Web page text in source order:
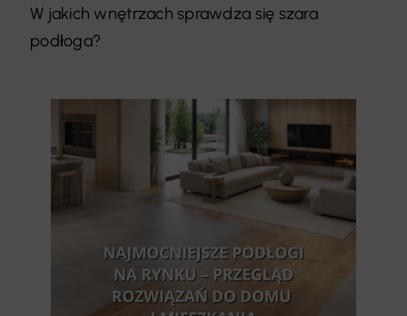
W jakich wnętrzach sprawdza się szara
podłoga?